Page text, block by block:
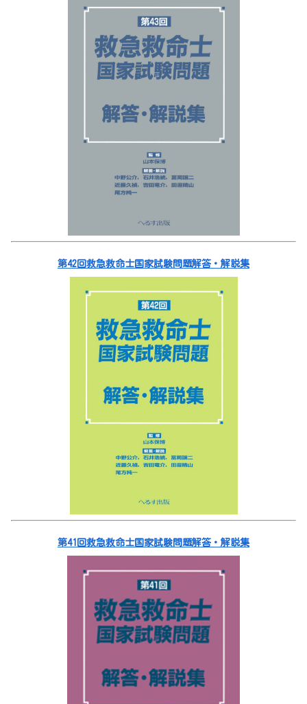
第42回救急救命士国家試験問題解答・解説集
第41回救急救命士国家試験問題解答・解説集